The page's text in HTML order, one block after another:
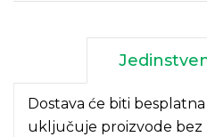
Dostava će biti
uključuje proizvode bez